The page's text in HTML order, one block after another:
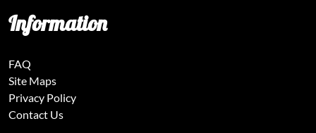
Information
FAQ
Site Maps
Privacy Policy
Contact Us